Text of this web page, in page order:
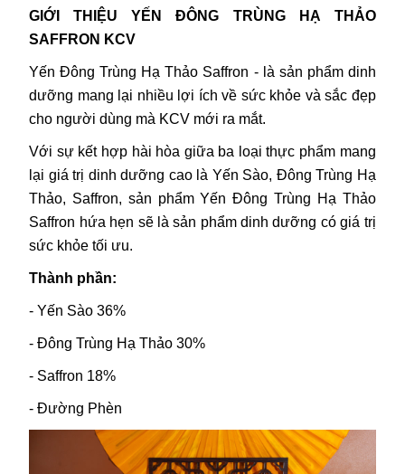
GIỚI THIỆU YẾN ĐÔNG TRÙNG HẠ THẢO
SAFFRON KCV
Yến Đông Trùng Hạ Thảo Saffron - là sản phẩm dinh
dưỡng mang lại nhiều lợi ích về sức khỏe và sắc đẹp
cho người dùng mà KCV mới ra mắt.
Với sự kết hợp hài hòa giữa ba loại thực phẩm mang
lại giá trị dinh dưỡng cao là Yến Sào, Đông Trùng Hạ
Thảo, Saffron, sản phẩm Yến Đông Trùng Hạ Thảo
Saffron hứa hẹn sẽ là sản phẩm dinh dưỡng có giá trị
sức khỏe tối ưu.
Thành phần:
- Yến Sào 36%
- Đông Trùng Hạ Thảo 30%
- Saffron 18%
- Đường Phèn